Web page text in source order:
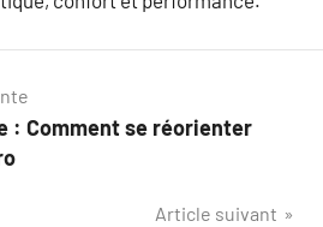
: Comment se réorienter
Article suivant